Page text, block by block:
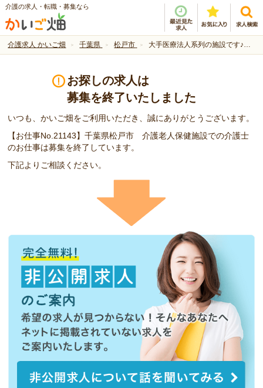
介護の求人・転職・募集なら
介護求人 かいご畑 千葉県 松戸市 大手医療法人系列の施設です♪正社員求人です
お探しの求人は
募集を終了いたしました
いつも、かいご畑をご利用いただき、誠にありがとうございます。
【お仕事No.21143】千葉県松戸市 介護老人保健施設での介護士
のお仕事は募集を終了しています。
下記よりご相談ください。